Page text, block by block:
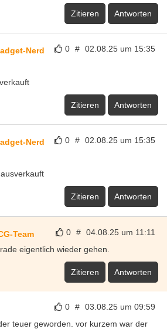
Zitieren Antworten
0 # 02.08.25 um 15:35
Nerd
Zitieren Antworten
0 # 02.08.25 um 15:35
Nerd
Zitieren Antworten
0 # 04.08.25 um 11:11
Team
eigentlich wieder gehen.
Zitieren Antworten
0 # 03.08.25 um 09:59
teuer geworden. vor kurzem war der